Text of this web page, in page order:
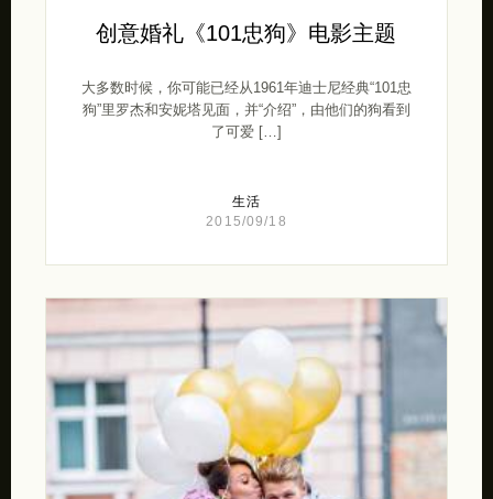
创意婚礼《101忠狗》电影主题
大多数时候，你可能已经从1961年迪士尼经典“101忠
狗”里罗杰和安妮塔见面，并“介绍”，由他们的狗看到
了可爱 […]
生活
2015/09/18